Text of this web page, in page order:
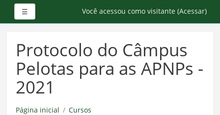
principal
☰ Você acessou como visitante (Acessar)
Protocolo do Câmpus
Pelotas para as APNPs -
2021
Página inicial
Cursos